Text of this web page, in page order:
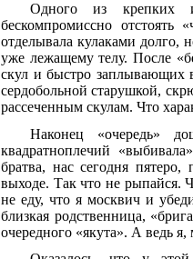
Одного из крепких
бескомпромиссно отстоять
отделывала кулаками долго,
уже лежащему телу. После
скул и быстро заплывающих
сердобольной старушкой,
рассеченным скулам. Что
Наконец «очередь»
квадратноплечий
братва, нас сегодня
выходе. Так что не рыпайся.
не еду, что я москвич и
близкая родственница,
очередного «якута». А ведь